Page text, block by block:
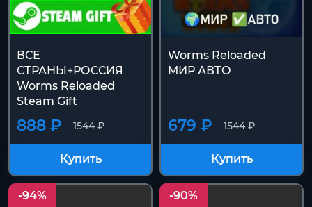
ВСЕ
СТРАНЫ+РОССИЯ
Worms Reloaded
Steam Gift
1544 ₽
888 ₽
Купить
Worms Reloaded
МИР АВТО
1544 ₽
679 ₽
Купить
-94% -90%